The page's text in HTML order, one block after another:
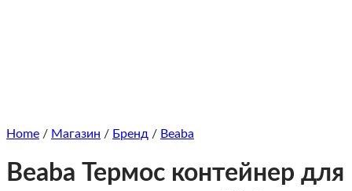
Home / Магазин / Бренд / Beaba
Beaba Термос контейнер для